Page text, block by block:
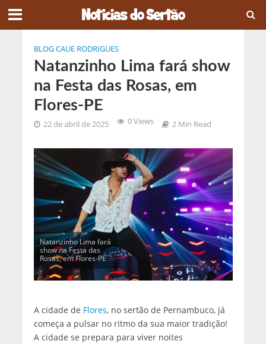
BLOG CAUE RODRIGUES
Natanzinho Lima fará show
na Festa das Rosas, em
Flores-PE
22 de abril de 2025 0 Views 2 Min Read
Natanzinho Lima fará
show na Festa das
Rosas, em Flores-PE
A cidade de Flores, no sertão de Pernambuco, já
começa a pulsar no ritmo da sua maior tradição!
A cidade se prepara para viver noites